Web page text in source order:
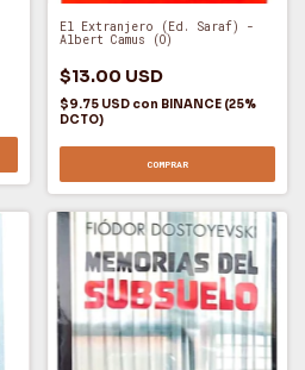
El Extranjero (Ed. Saraf) -
Albert Camus (O)
$13.00 USD
$9.75 USD con BINANCE (25%
DCTO)
COMPRAR